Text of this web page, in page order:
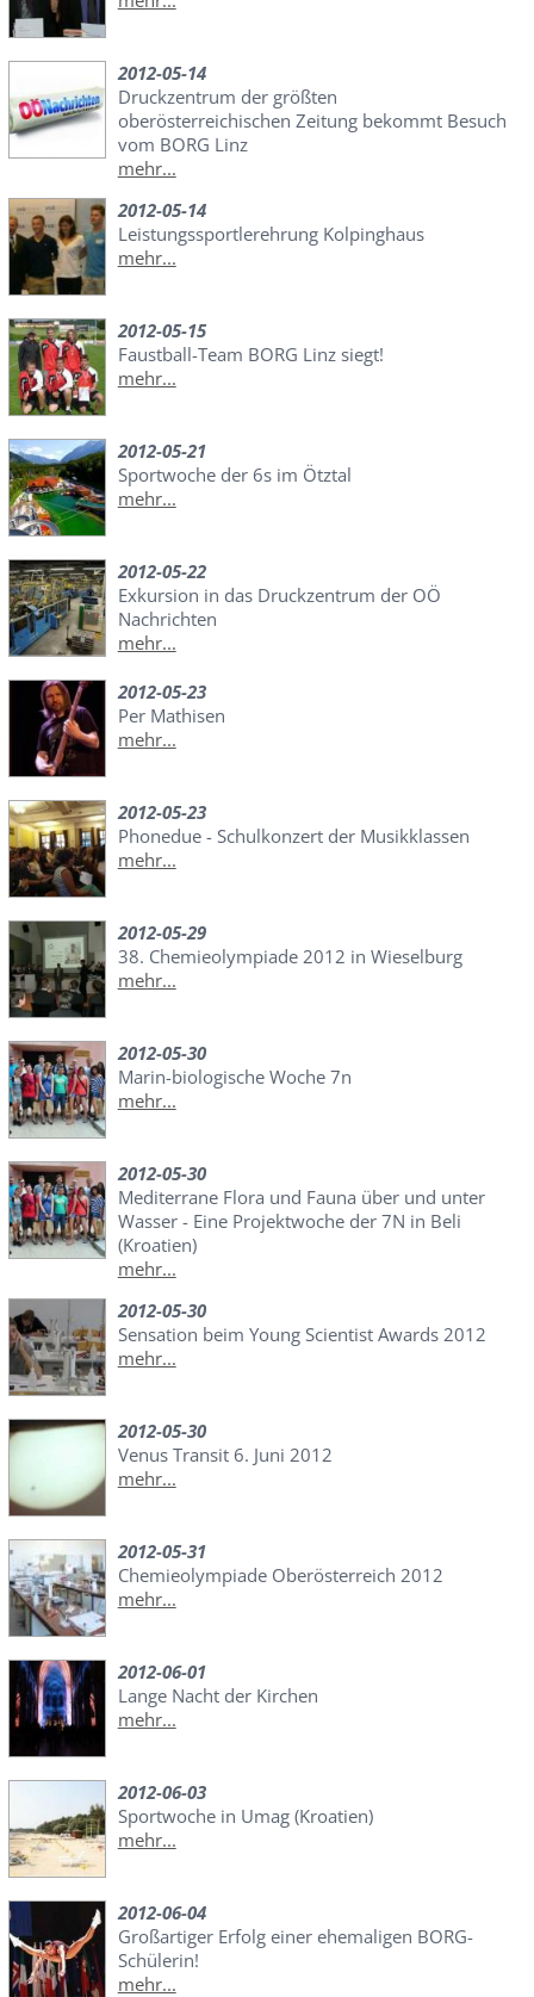
2012-05-14
Druckzentrum der größten
oberösterreichischen Zeitung bekommt Besuch
vom BORG Linz
mehr...
2012-05-14
Leistungssportlerehrung Kolpinghaus
mehr...
2012-05-15
Faustball-Team BORG Linz siegt!
mehr...
2012-05-21
Sportwoche der 6s im Ötztal
mehr...
2012-05-22
Exkursion in das Druckzentrum der OÖ
Nachrichten
mehr...
2012-05-23
Per Mathisen
mehr...
2012-05-23
Phonedue - Schulkonzert der Musikklassen
mehr...
2012-05-29
38. Chemieolympiade 2012 in Wieselburg
mehr...
2012-05-30
Marin-biologische Woche 7n
mehr...
2012-05-30
Mediterrane Flora und Fauna über und unter
Wasser - Eine Projektwoche der 7N in Beli
(Kroatien)
mehr...
2012-05-30
Sensation beim Young Scientist Awards 2012
mehr...
2012-05-30
Venus Transit 6. Juni 2012
mehr...
2012-05-31
Chemieolympiade Oberösterreich 2012
mehr...
2012-06-01
Lange Nacht der Kirchen
mehr...
2012-06-03
Sportwoche in Umag (Kroatien)
mehr...
2012-06-04
Großartiger Erfolg einer ehemaligen BORG-
Schülerin!
mehr...